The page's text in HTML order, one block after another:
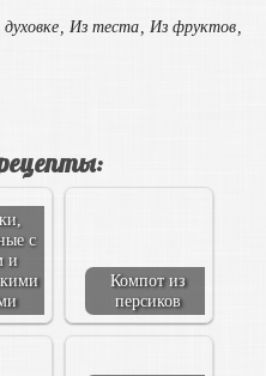
Из теста Из фруктов
с
и
Компот из
персиков